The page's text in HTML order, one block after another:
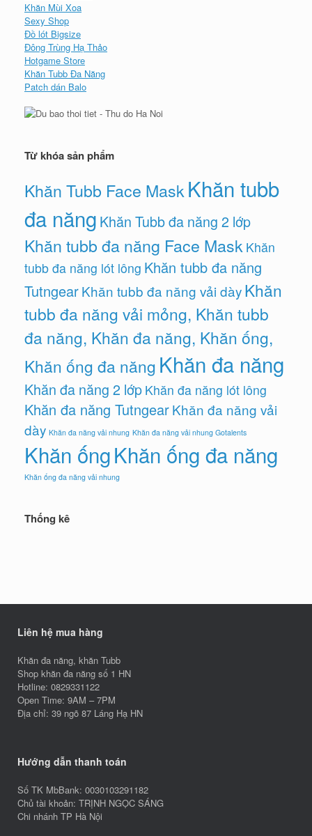
Khăn Mùi Xoa
Sexy Shop
Đồ lót Bigsize
Đông Trùng Hạ Thảo
Hotgame Store
Khăn Tubb Đa Năng
Patch dán Balo
Từ khóa sản phẩm
Khăn Tubb Face MaskKhăn tubb
đa năng Khăn Tubb đa năng 2 lớp
Khăn tubb đa năng Face Mask Khăn
tubb đa năng lót lông Khăn tubb đa năng
TutngearKhăn tubb đa năng vải dàyKhăn
tubb đa năng vải mỏng, Khăn tubb
đa năng, Khăn đa năng, Khăn ống,
Khăn ống đa năng Khăn đa năng
Khăn đa năng 2 lớp Khăn đa năng lót lông
Khăn đa năng TutngearKhăn đa năng vải
dày Khăn đa năng vải nhung Khăn đa năng vải nhung Gotalents
Khăn ốngKhăn ống đa năng
Khăn ống đa năng vải nhung
Thống kê
Liên hệ mua hàng
Khăn đa năng, khăn Tubb
Shop khăn đa năng số 1 HN
Hotline: 0829331122
Open Time: 9AM – 7PM
Địa chỉ: 39 ngõ 87 Láng Hạ HN
Hướng dẫn thanh toán
Số TK MbBank: 0030103291182
Chủ tài khoản: TRỊNH NGỌC SÁNG
Chi nhánh TP Hà Nội